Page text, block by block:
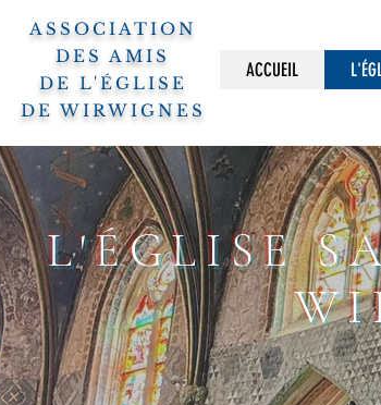
ASSOCIATION
DES AMIS
DE L'ÉGLISE
DE WIRWIGNES
ACCUEIL
L'ÉGLISE